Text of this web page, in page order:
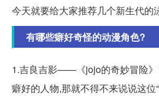
今天就要给大家推荐几个新生代的
有哪些癖好奇怪的动漫角色?
1.吉良吉影——《jojo的奇妙冒险》
癖好的人物,那就不得不来说说这位